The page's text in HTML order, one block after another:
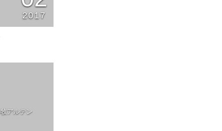
2017
アルテン